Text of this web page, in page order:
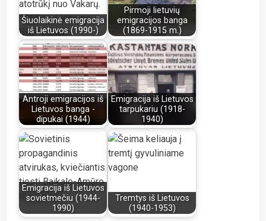
Šiuolaikinė emigracija
iš Lietuvos (1990-)
Pirmoji lietuvių
emigracijos banga
(1869-1915 m.)
Antroji emigracijos iš
Lietuvos banga -
dipukai (1944)
Emigracija iš Lietuvos
tarpukariu (1918-
1940)
Emigracija iš Lietuvos
sovietmečiu (1944-
1990)
Tremtys iš Lietuvos
(1940-1953)